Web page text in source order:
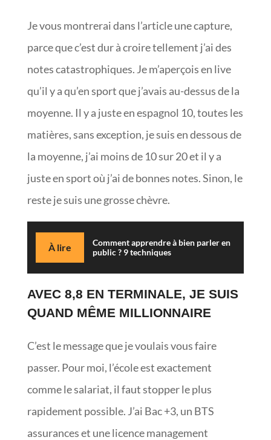
Je vous montrerai dans l’article une capture,
parce que c’est dur à croire tellement j’ai des
notes catastrophiques. Je m’aperçois en live
qu’il y a qu’en sport que j’avais au-dessus de la
moyenne. Il y a juste en espagnol 10, toutes les
matières, sans exception, je suis en dessous de
la moyenne, j’ai moins de 10 sur 20 et il y a
juste en sport où j’ai de bonnes notes. Sinon, le
reste je suis une grosse chèvre.
À lire
Comment apprendre à bien parler en
public ? 9 techniques
AVEC 8,8 EN TERMINALE, JE SUIS
QUAND MÊME MILLIONNAIRE
C’est le message que je voulais vous faire
passer. Pour moi, l’école est exactement
comme le salariat, il faut stopper le plus
rapidement possible. J’ai Bac +3, un BTS
assurances et une licence management